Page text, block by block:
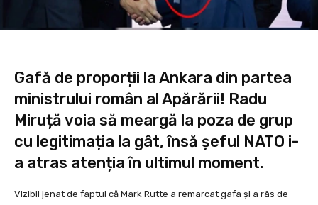
Gafă de proporții la Ankara din partea
ministrului român al Apărării! Radu
Miruță voia să meargă la poza de grup
cu legitimația la gât, însă șeful NATO i-
a atras atenția în ultimul moment.
Vizibil jenat de faptul că Mark Rutte a remarcat gafa și a râs de